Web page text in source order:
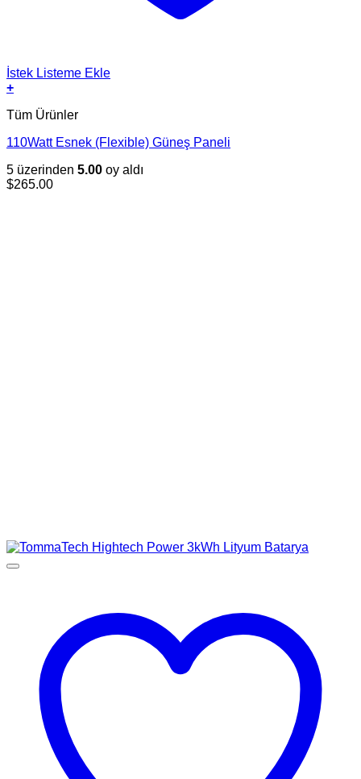
İstek Listeme Ekle
+
Tüm Ürünler
110Watt Esnek (Flexible) Güneş Paneli
5 üzerinden 5.00 oy aldı
$265.00